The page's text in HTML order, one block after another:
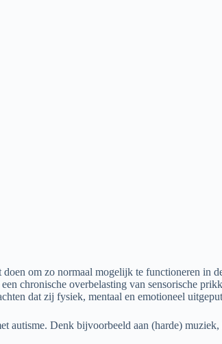
om zo normaal mogelijk te functioneren in
chronische overbelasting van sensorische
dat zij fysiek, mentaal en emotioneel
autisme. Denk bijvoorbeeld aan (harde)